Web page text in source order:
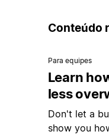
Conteúdo
Para equipes
Learn
less
Don't let a
show you